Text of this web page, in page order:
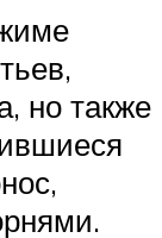
но также